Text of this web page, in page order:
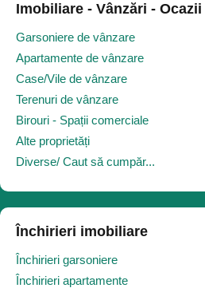
Imobiliare - Vânzări - Ocazii
Garsoniere de vânzare
Apartamente de vânzare
Case/Vile de vânzare
Terenuri de vânzare
Birouri - Spații comerciale
Alte proprietăți
Diverse/ Caut să cumpăr...
Închirieri imobiliare
Închirieri garsoniere
Închirieri apartamente